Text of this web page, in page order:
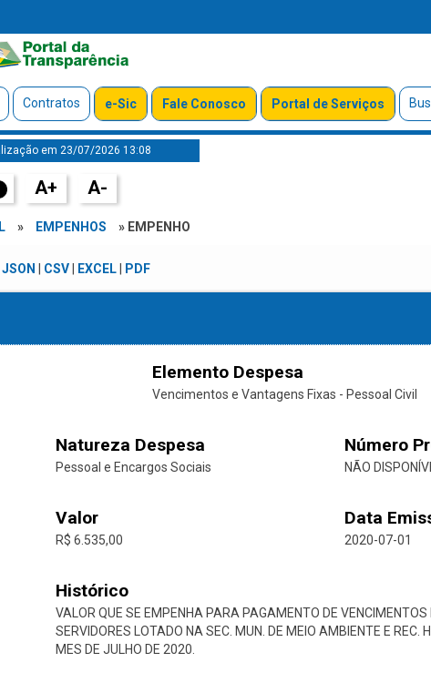
Contratos e-Sic Fale Conosco Portal de Serviços
em 23/07/2026 13:08
A+ A-
» EMPENHOS » EMPENHO
JSON CSV| EXCEL| PDF
Elemento Despesa
Vencimentos e Vantagens Fixas - Pessoal Civil
Natureza Despesa
Pessoal e Encargos Sociais
Número
NÃO
Valor
R$ 6.535,00
Data
2020-07-01
Histórico
VALOR QUE SE EMPENHA PARA PAGAMENTO DE
SERVIDORES LOTADO NA SEC. MUN. DE MEIO AMBIENTE E REC.
MES DE JULHO DE 2020.